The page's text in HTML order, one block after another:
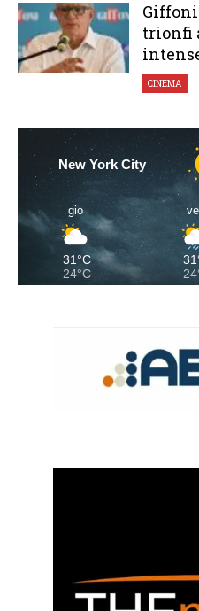
trionfi
CINEMA
New York City
gio
31°C
24°C